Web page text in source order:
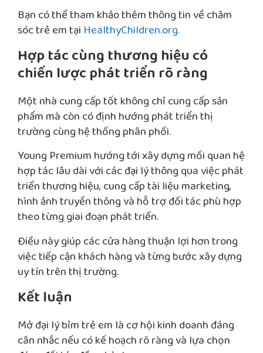
Bạn có thể tham khảo thêm thông tin về chăm
sóc trẻ em tại HealthyChildren.org.
Hợp tác cùng thương hiệu có
chiến lược phát triển rõ ràng
Một nhà cung cấp tốt không chỉ cung cấp sản
phẩm mà còn có định hướng phát triển thị
trường cùng hệ thống phân phối.
Young Premium hướng tới xây dựng mối quan hệ
hợp tác lâu dài với các đại lý thông qua việc phát
triển thương hiệu, cung cấp tài liệu marketing,
hình ảnh truyền thông và hỗ trợ đối tác phù hợp
theo từng giai đoạn phát triển.
Điều này giúp các cửa hàng thuận lợi hơn trong
việc tiếp cận khách hàng và từng bước xây dựng
uy tín trên thị trường.
Kết luận
Mở đại lý bỉm trẻ em là cơ hội kinh doanh đáng
cân nhắc nếu có kế hoạch rõ ràng và lựa chọn